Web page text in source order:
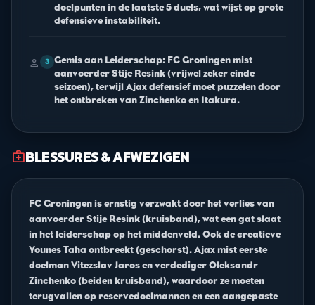
doelpunten in de laatste 5 duels, wat wijst op grote
defensieve instabiliteit.
person 3
Gemis aan Leiderschap: FC Groningen mist
aanvoerder Stije Resink (vrijwel zeker einde
seizoen), terwijl Ajax defensief moet puzzelen door
het ontbreken van Zinchenko en Itakura.
medical_servicesBLESSURES & AFWEZIGEN
FC Groningen is ernstig verzwakt door het verlies van
aanvoerder Stije Resink (kruisband), wat een gat slaat
in het leiderschap op het middenveld. Ook de creatieve
Younes Taha ontbreekt (geschorst). Ajax mist eerste
doelman Vitezslav Jaros en verdediger Oleksandr
Zinchenko (beiden kruisband), waardoor ze moeten
terugvallen op reservedoelmannen en een aangepaste